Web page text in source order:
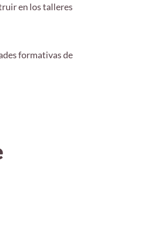
en los talleres
formativas de